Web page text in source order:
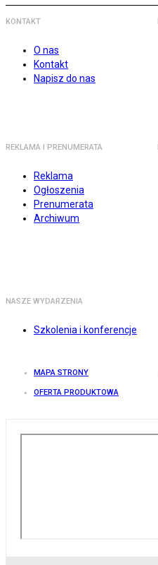
KONTAKT
O nas
Kontakt
Napisz do nas
REKLAMA I PRENUMERATA
Reklama
Ogłoszenia
Prenumerata
Archiwum
NASZE WYDARZENIA
Szkolenia i konferencje
MAPA STRONY
OFERTA PRODUKTOWA